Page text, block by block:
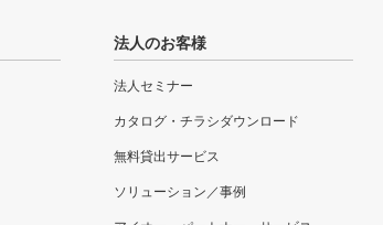
法人のお客様
法人セミナー
カタログ・チラシダウンロード
無料貸出サービス
ソリューション／事例